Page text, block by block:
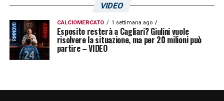
VIDEO
CALCIOMERCATO 1 settimana ago
Esposito resterà a Cagliari? Giulini vuole
risolvere la situazione, ma per 20 milioni può
partire – VIDEO